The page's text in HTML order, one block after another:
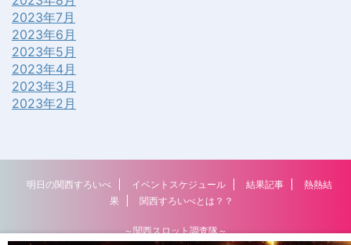
2023年7月
2023年6月
2023年5月
2023年4月
2023年3月
2023年2月
明日の関西すろいべ イベントスケジュール 結果記事
熱熱結
果
関西すろいべとは？？
～関西スロット調査隊～